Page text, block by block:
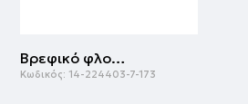
Βρεφικό φλοράλ φόρεμα για κορίτσι (3-18 μηνών) | ΕΜΠΡΙΜΕ
Κωδικός: 14-224403-7-173